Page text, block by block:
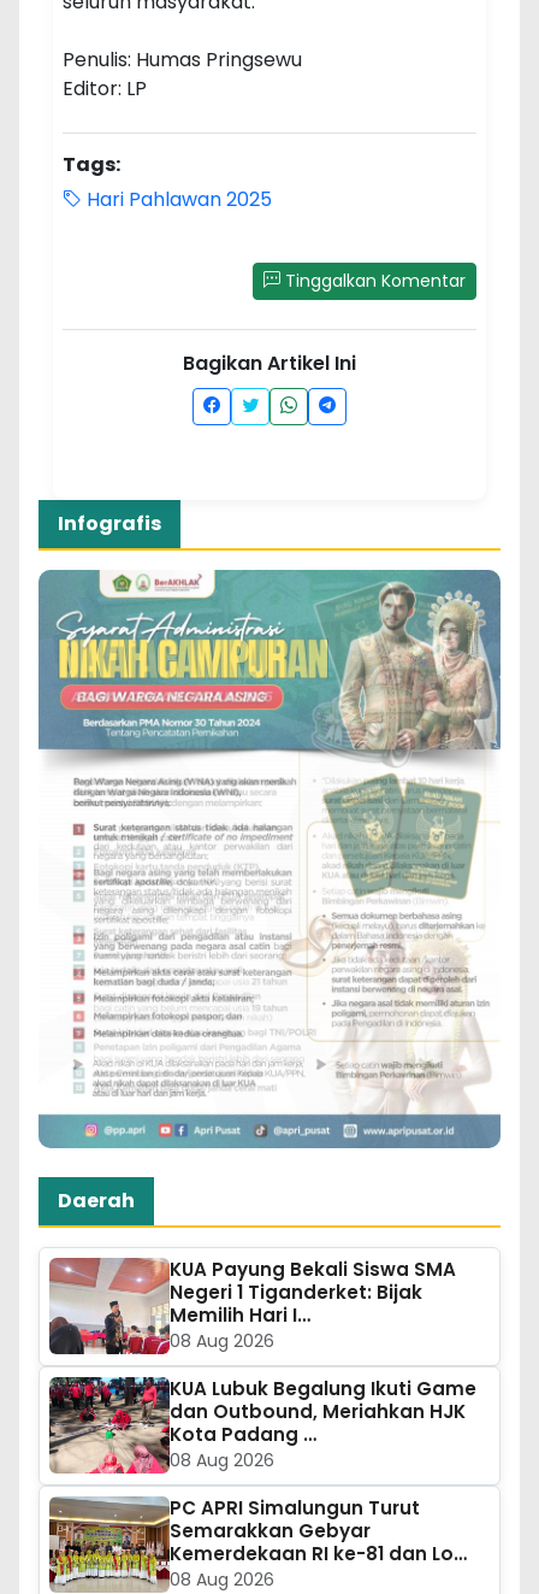
Penulis: Humas Pringsewu
Editor: LP
Tags:
Hari Pahlawan 2025
Tinggalkan Komentar
Bagikan Artikel Ini
Infografis
Daerah
KUA Payung Bekali Siswa SMA
Negeri 1 Tiganderket: Bijak
Memilih Hari I…
08 Aug 2026
KUA Lubuk Begalung Ikuti Game
dan Outbound, Meriahkan HJK
Kota Padang …
08 Aug 2026
PC APRI Simalungun Turut
Semarakkan Gebyar
Kemerdekaan RI ke-81 dan Lo…
08 Aug 2026